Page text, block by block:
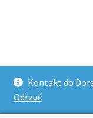
Kontakt do
Odrzuć
Stworzone z